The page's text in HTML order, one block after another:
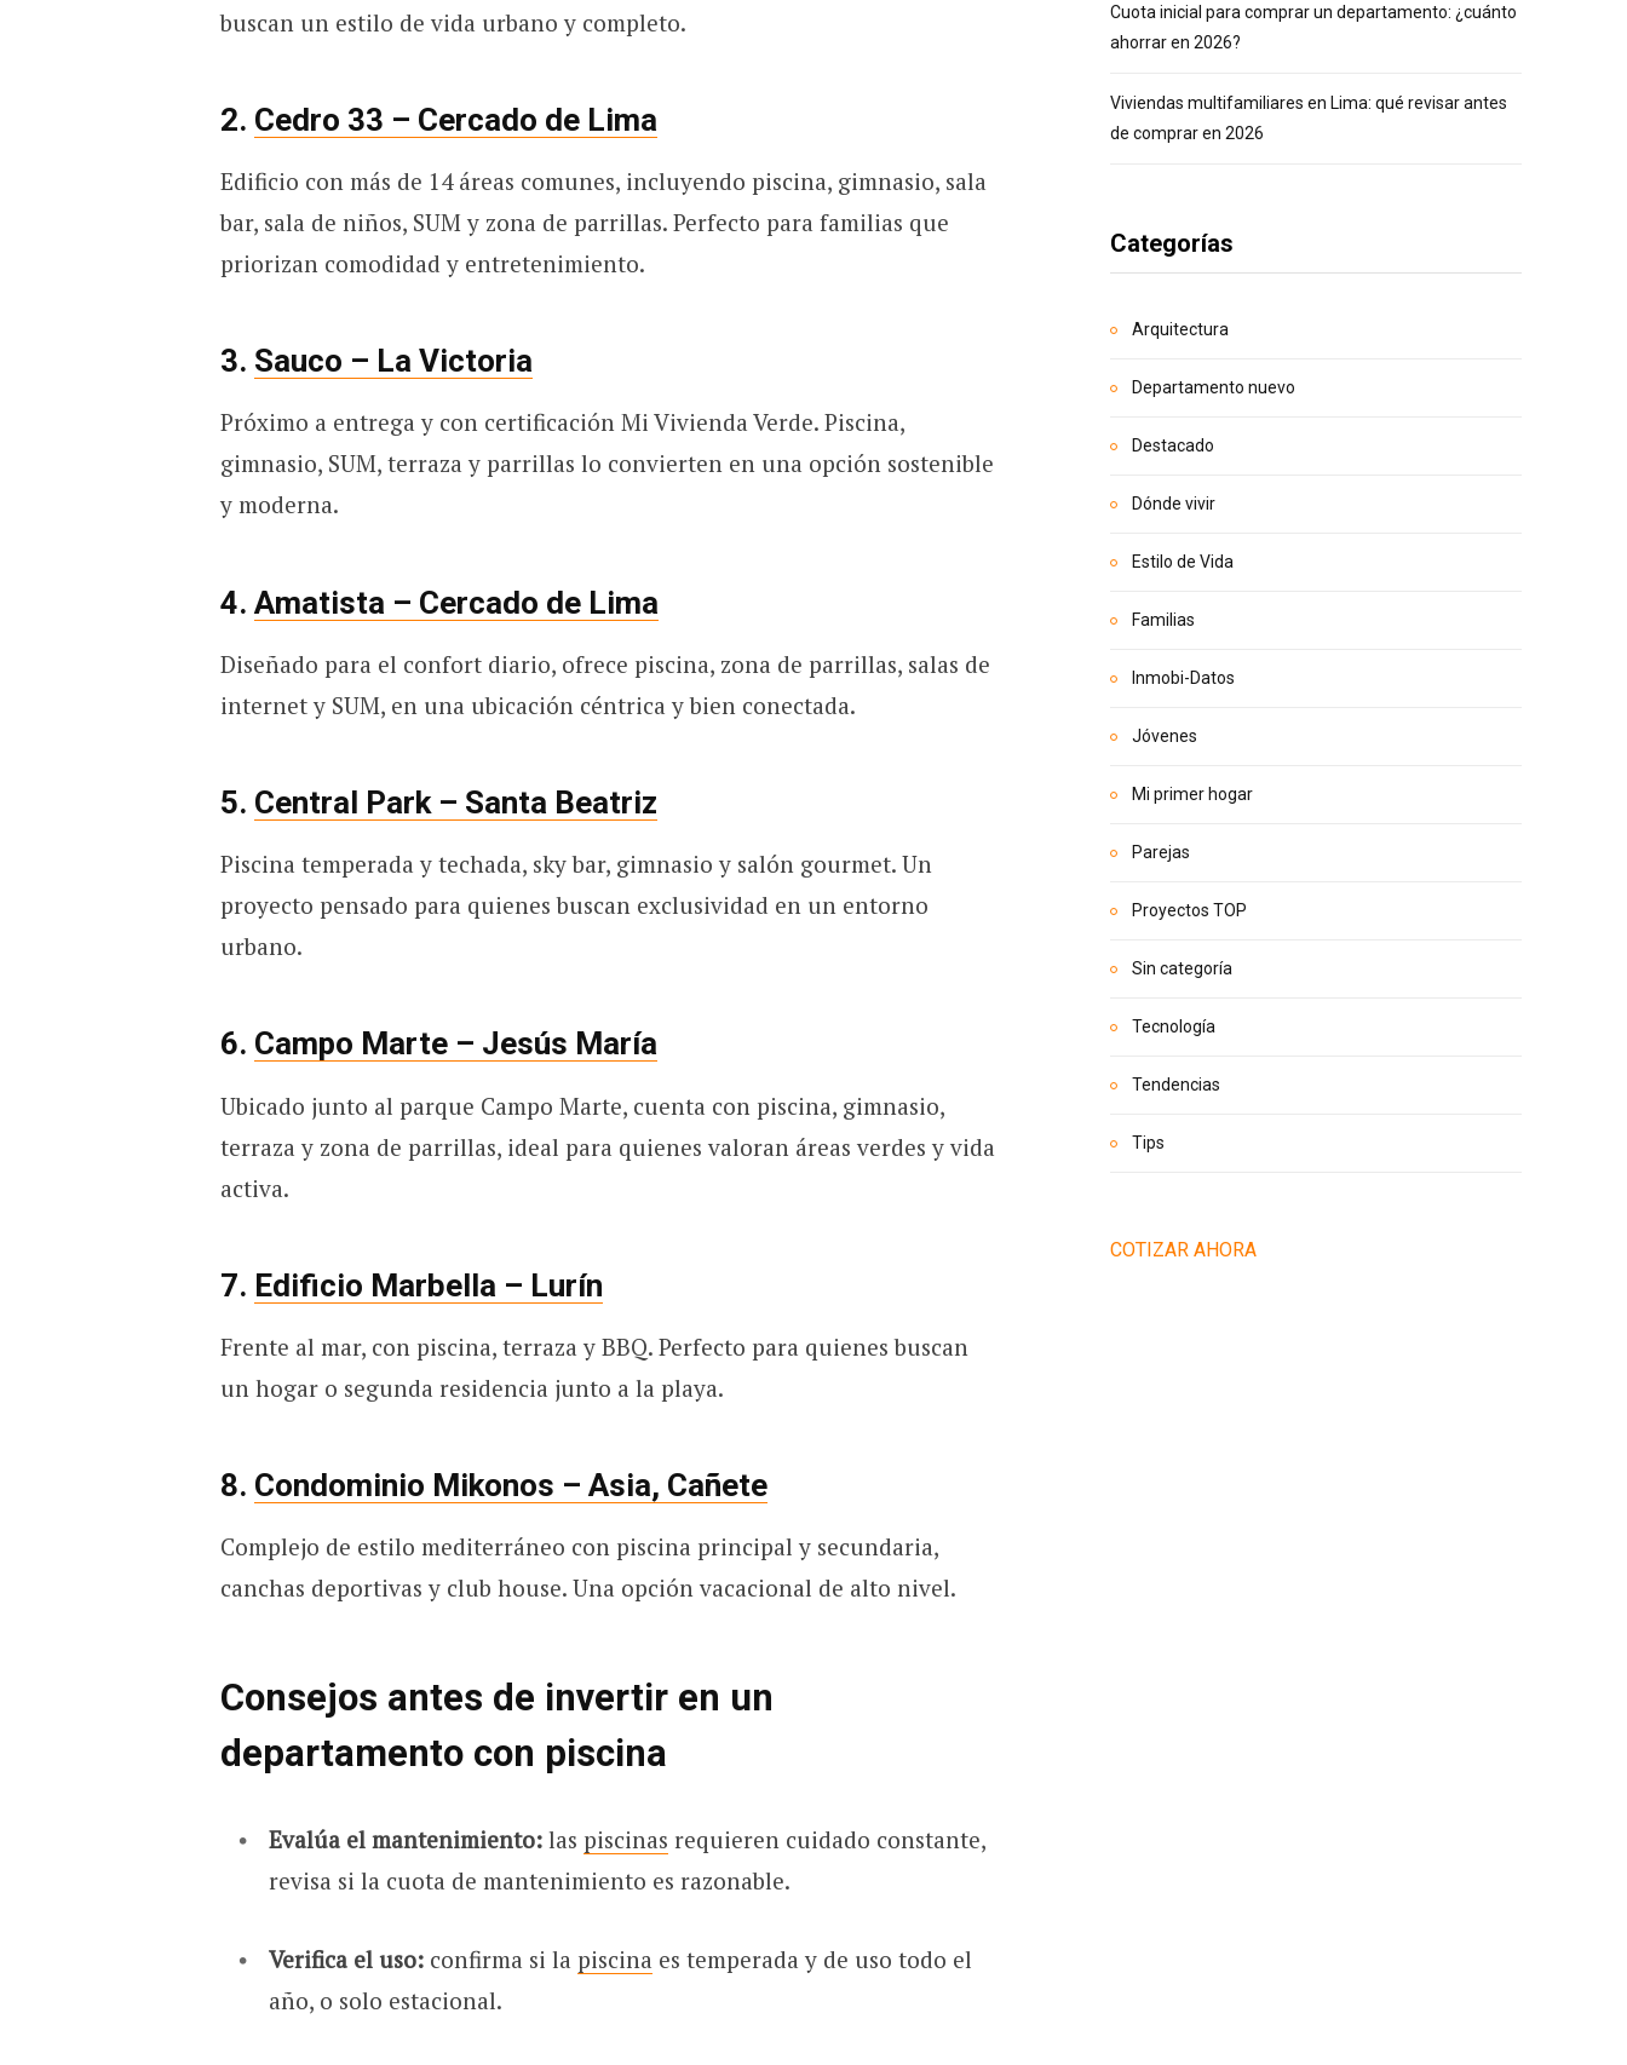
buscan un estilo de vida urbano y completo.
2. Cedro 33 – Cercado de Lima
Edificio con más de 14 áreas comunes, incluyendo piscina, gimnasio, sala
bar, sala de niños, SUM y zona de parrillas. Perfecto para familias que
priorizan comodidad y entretenimiento.
3. Sauco – La Victoria
Próximo a entrega y con certificación Mi Vivienda Verde. Piscina,
gimnasio, SUM, terraza y parrillas lo convierten en una opción sostenible
y moderna.
4. Amatista – Cercado de Lima
Diseñado para el confort diario, ofrece piscina, zona de parrillas, salas de
internet y SUM, en una ubicación céntrica y bien conectada.
5. Central Park – Santa Beatriz
Piscina temperada y techada, sky bar, gimnasio y salón gourmet. Un
proyecto pensado para quienes buscan exclusividad en un entorno
urbano.
6. Campo Marte – Jesús María
Ubicado junto al parque Campo Marte, cuenta con piscina, gimnasio,
terraza y zona de parrillas, ideal para quienes valoran áreas verdes y vida
activa.
7. Edificio Marbella – Lurín
Frente al mar, con piscina, terraza y BBQ. Perfecto para quienes buscan
un hogar o segunda residencia junto a la playa.
8. Condominio Mikonos – Asia, Cañete
Complejo de estilo mediterráneo con piscina principal y secundaria,
canchas deportivas y club house. Una opción vacacional de alto nivel.
Consejos antes de invertir en un
departamento con piscina
Evalúa el mantenimiento:las piscinas requieren cuidado constante,
revisa si la cuota de mantenimiento es razonable.
Verifica el uso:confirma si la piscina es temperada y de uso todo el
año, o solo estacional.
Cuota inicial para comprar un departamento: ¿cuánto
ahorrar en 2026?
Viviendas multifamiliares en Lima: qué revisar antes
de comprar en 2026
Categorías
Arquitectura
Departamento nuevo
Destacado
Dónde vivir
Estilo de Vida
Familias
Inmobi-Datos
Jóvenes
Mi primer hogar
Parejas
Proyectos TOP
Sin categoría
Tecnología
Tendencias
Tips
COTIZAR AHORA